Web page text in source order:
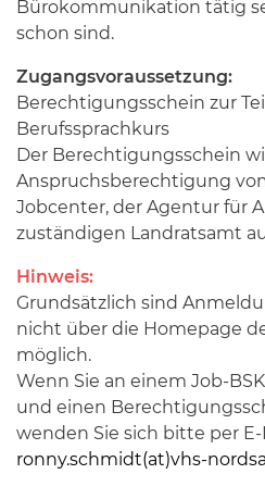
Bürokommunikation tätig
schon sind.
Zugangsvoraussetzung:
Berechtigungsschein zur
Berufssprachkurs
Der Berechtigungsschein
Anspruchsberechtigung
Jobcenter, der Agentur für
zuständigen Landratsamt
Hinweis:
Grundsätzlich sind
nicht über die Homepage
möglich.
Wenn Sie an einem Job-
und einen
wenden Sie sich bitte per E-
ronny.schmidt(at)vhs-